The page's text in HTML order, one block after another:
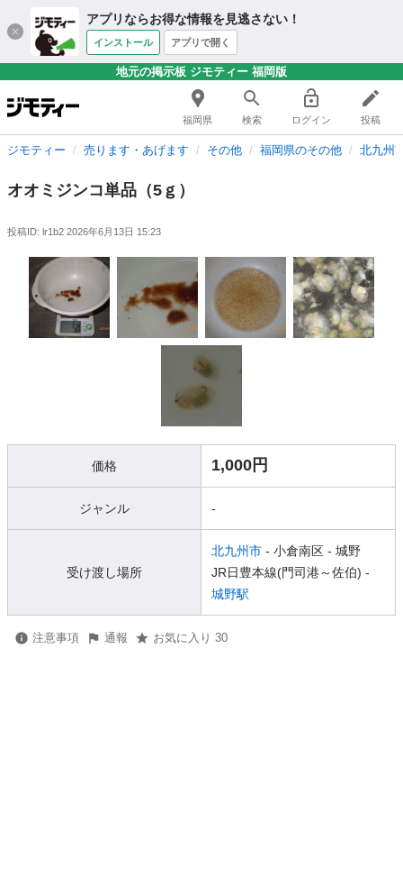
アプリならお得な情報を見逃さない！
インストール アプリで開く
地元の掲示板 ジモティー 福岡版
福岡県 検索 ログイン 投稿
ジモティー 売ります・あげます その他 福岡県のその他 北九州
オオミジンコ単品（5ｇ）
投稿ID: lr1b2 2026年6月13日 15:23
価格 1,000円
ジャンル -
受け渡し場所
北九州市 - 小倉南区 - 城野
JR日豊本線(門司港～佐伯) -
城野駅
注意事項 通報 お気に入り 30